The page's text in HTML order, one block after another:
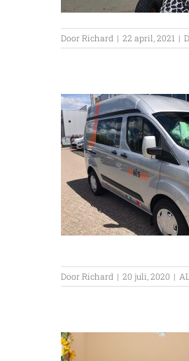
DoorRichard | 22 april, 2021 |
DoorRichard | 20 juli, 2020 |